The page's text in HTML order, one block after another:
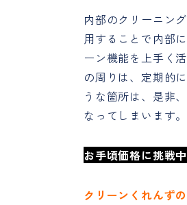
内部のクリーニン
用することで内部
ーン機能を上手く
の周りは、定期的
うな箇所は、是非
なってしまいます
お手頃価格に挑戦中
クリーンくれんず